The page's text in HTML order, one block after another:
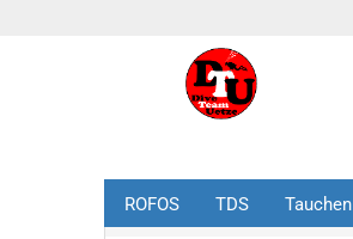
ROFOS TDS Tauchen
Mares Service Partner